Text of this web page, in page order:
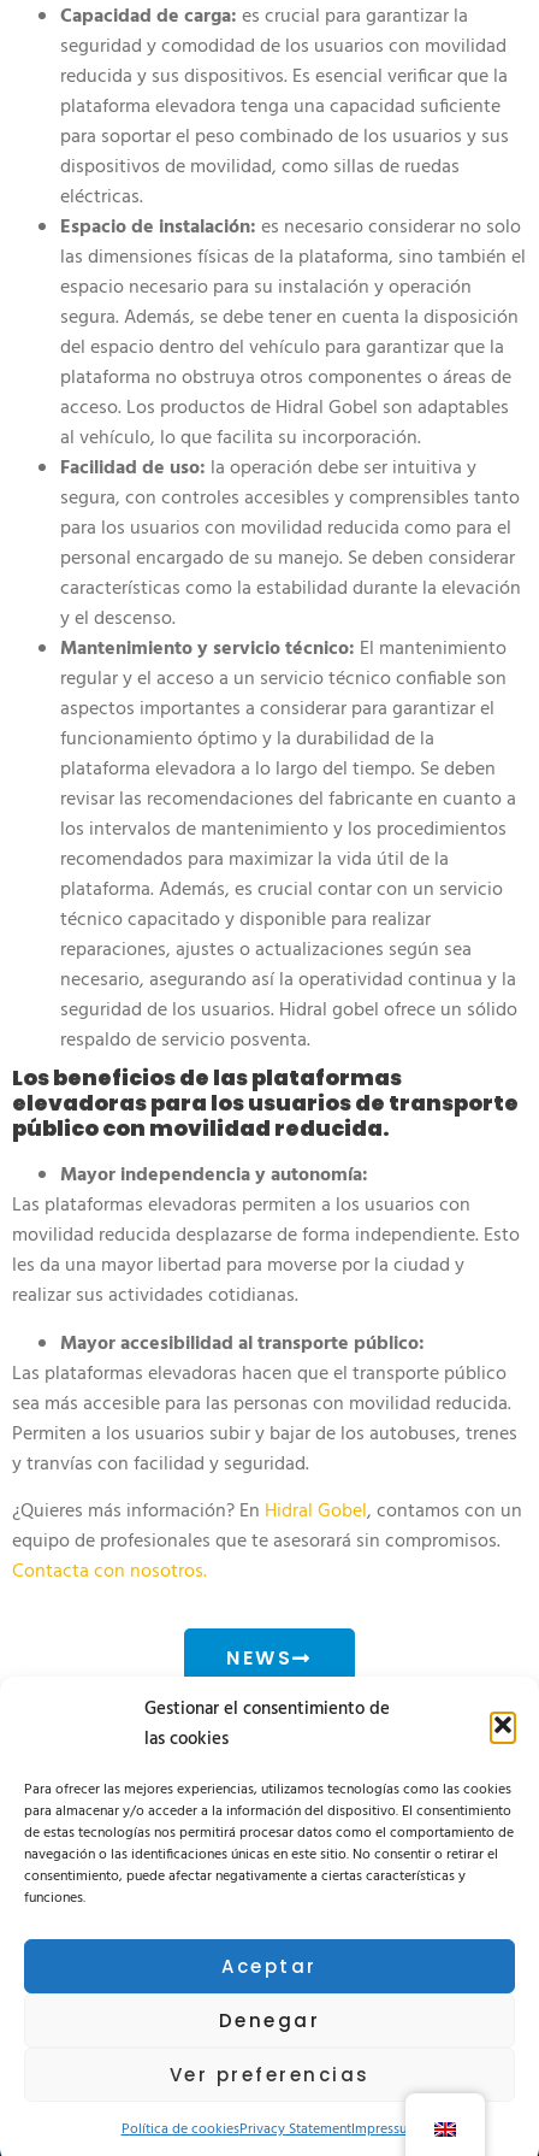
Gestionar el consentimiento de
las cookies
Para ofrecer las mejores experiencias, utilizamos tecnologías como las cookies
para almacenar y/o acceder a la información del dispositivo. El consentimiento
de estas tecnologías nos permitirá procesar datos como el comportamiento de
navegación o las identificaciones únicas en este sitio. No consentir o retirar el
consentimiento, puede afectar negativamente a ciertas características y
funciones.
Aceptar
Denegar
Ver preferencias
Política de cookiesPrivacy StatementImpressum
Capacidad de carga:es crucial para garantizar la
seguridad y comodidad de los usuarios con movilidad
reducida y sus dispositivos. Es esencial verificar que la
plataforma elevadora tenga una capacidad suficiente
para soportar el peso combinado de los usuarios y sus
dispositivos de movilidad, como sillas de ruedas
eléctricas.
Espacio de instalación:es necesario considerar no solo
las dimensiones físicas de la plataforma, sino también el
espacio necesario para su instalación y operación
segura. Además, se debe tener en cuenta la disposición
del espacio dentro del vehículo para garantizar que la
plataforma no obstruya otros componentes o áreas de
acceso. Los productos de Hidral Gobel son adaptables
al vehículo, lo que facilita su incorporación.
Facilidad de uso: la operación debe ser intuitiva y
segura, con controles accesibles y comprensibles tanto
para los usuarios con movilidad reducida como para el
personal encargado de su manejo. Se deben considerar
características como la estabilidad durante la elevación
y el descenso.
Mantenimiento y servicio técnico: El mantenimiento
regular y el acceso a un servicio técnico confiable son
aspectos importantes a considerar para garantizar el
funcionamiento óptimo y la durabilidad de la
plataforma elevadora a lo largo del tiempo. Se deben
revisar las recomendaciones del fabricante en cuanto a
los intervalos de mantenimiento y los procedimientos
recomendados para maximizar la vida útil de la
plataforma. Además, es crucial contar con un servicio
técnico capacitado y disponible para realizar
reparaciones, ajustes o actualizaciones según sea
necesario, asegurando así la operatividad continua y la
seguridad de los usuarios. Hidral gobel ofrece un sólido
respaldo de servicio posventa.
Los beneficios de las plataformas
elevadoras para los usuarios de transporte
público con movilidad reducida.
Mayor independencia y autonomía:
Las plataformas elevadoras permiten a los usuarios con
movilidad reducida desplazarse de forma independiente. Esto
les da una mayor libertad para moverse por la ciudad y
realizar sus actividades cotidianas.
Mayor accesibilidad al transporte público:
Las plataformas elevadoras hacen que el transporte público
sea más accesible para las personas con movilidad reducida.
Permiten a los usuarios subir y bajar de los autobuses, trenes
y tranvías con facilidad y seguridad.
¿Quieres más información? En Hidral Gobel, contamos con un
equipo de profesionales que te asesorará sin compromisos.
Contacta con nosotros.
NEWS
Follow us on our social media: